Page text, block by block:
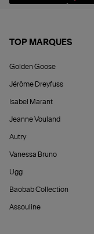
TOP MARQUES
Golden Goose
Jérôme Dreyfuss
Isabel Marant
Jeanne Vouland
Autry
Vanessa Bruno
Ugg
Baobab Collection
Assouline